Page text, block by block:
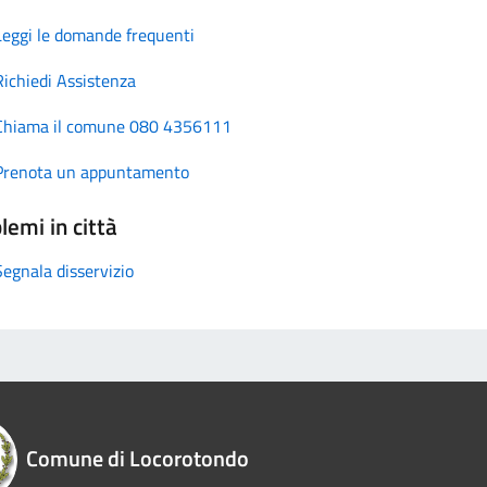
le domande frequenti
Assistenza
il comune 080 4356111
un appuntamento
in città
disservizio
Comune di Locorotondo